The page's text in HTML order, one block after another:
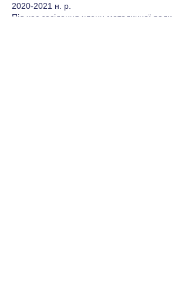
2020-2021 н. р.
Під час засідання члени методичної ради